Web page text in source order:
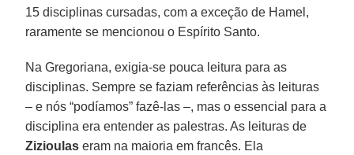
15 disciplinas cursadas, com a exceção de Hamel,
raramente se mencionou o Espírito Santo.
Na Gregoriana, exigia-se pouca leitura para as
disciplinas. Sempre se faziam referências às leituras
– e nós “podíamos” fazê-las –, mas o essencial para a
disciplina era entender as palestras. As leituras de
Zizioulas eram na maioria em francês. Ela